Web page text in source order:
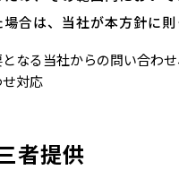
合は、当社が本方針に
なる当社からの問い合わ
対応
者提供